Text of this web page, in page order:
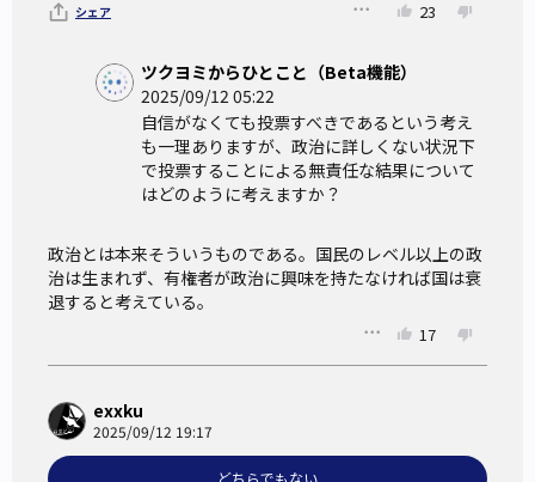
シェア 23
ツクヨミからひとこと（Beta機能）
2025/09/12 05:22
自信がなくても投票すべきであるという考え
も一理ありますが、政治に詳しくない状況下
で投票することによる無責任な結果について
はどのように考えますか？
政治とは本来そういうものである。国民のレベル以上の政
治は生まれず、有権者が政治に興味を持たなければ国は衰
退すると考えている。
17
exxku
2025/09/12 19:17
どちらでもない